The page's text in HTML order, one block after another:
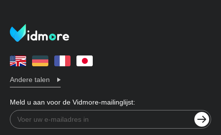
Andere talen
Meld u aan voor de Vidmore-mailinglijst: